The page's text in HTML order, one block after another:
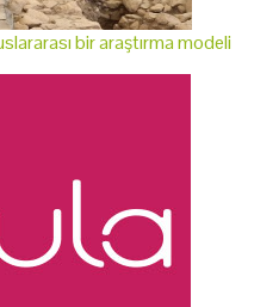
bir araştırma modeli